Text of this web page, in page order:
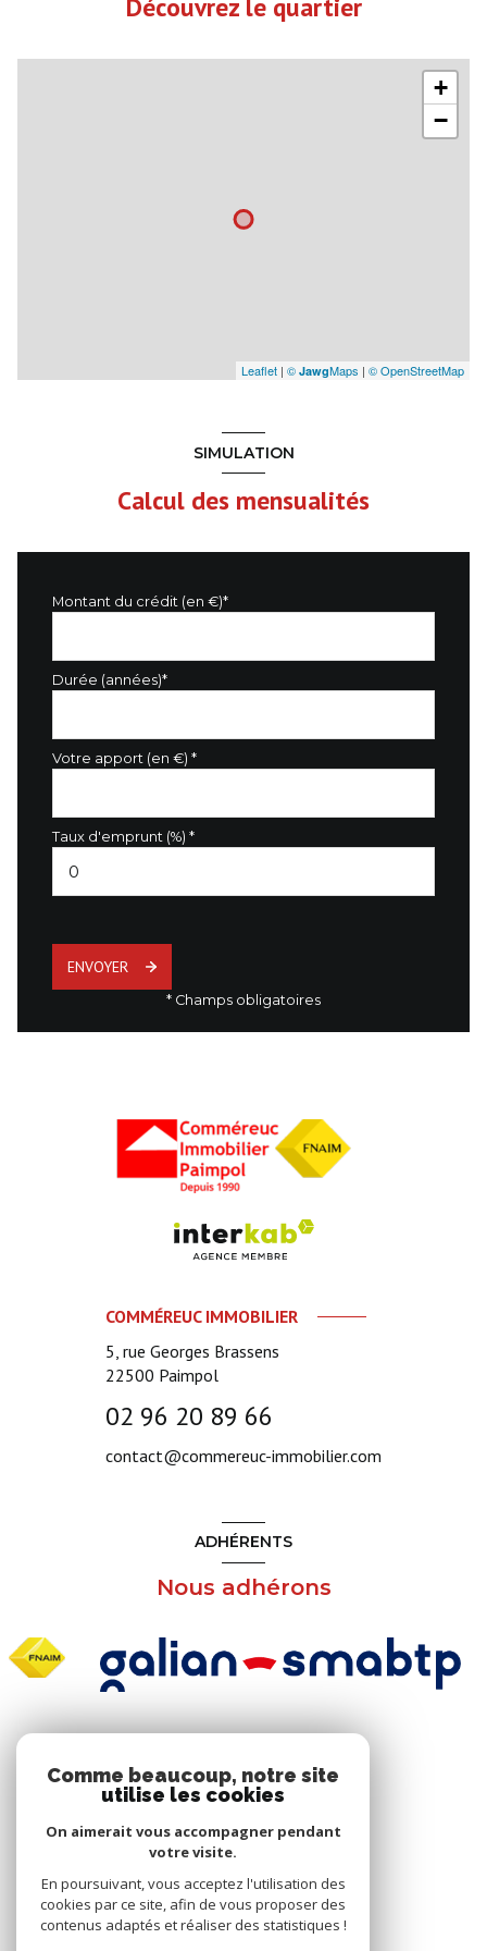
Découvrez le quartier
+
−
Leaflet | © JawgMaps | © OpenStreetMap
SIMULATION
Calcul des mensualités
Montant du crédit (en €)*
Durée (années)*
Votre apport (en €) *
Taux d'emprunt (%) *
ENVOYER
* Champs obligatoires
COMMÉREUC IMMOBILIER
5, rue Georges Brassens
22500 Paimpol
02 96 20 89 66
contact@commereuc-immobilier.com
ADHÉRENTS
Nous adhérons
Nous suivre
Comme beaucoup, notre site
utilise les cookies
On aimerait vous accompagner pendant
votre visite.
En poursuivant, vous acceptez l'utilisation des
cookies par ce site, afin de vous proposer des
contenus adaptés et réaliser des statistiques !